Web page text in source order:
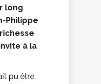
long
Philippe
à la
pu être